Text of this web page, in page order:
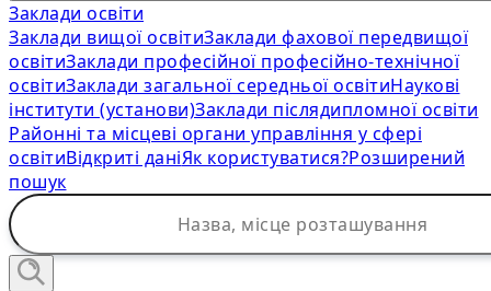
Заклади освіти
Заклади вищої освітиЗаклади фахової передвищої
освітиЗаклади професійної професійно-технічної
освітиЗаклади загальної середньої освітиНаукові
інститути (установи)Заклади післядипломної освіти
Районні та місцеві органи управління у сфері
освітиВідкриті даніЯк користуватися?Розширений
пошук